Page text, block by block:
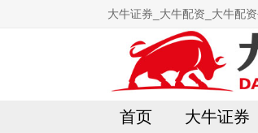
大牛证券_大牛配资_大牛配
首页 大牛证券